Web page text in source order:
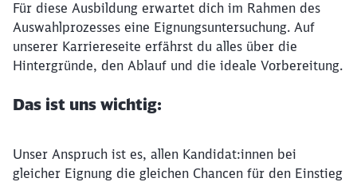
Für diese Ausbildung erwartet dich im Rahmen des
Auswahlprozesses eine Eignungsuntersuchung. Auf
unserer Karriereseite erfährst du alles über die
Hintergründe, den Ablauf und die ideale Vorbereitung.
Das ist uns wichtig:
Unser Anspruch ist es, allen Kandidat:innen bei
gleicher Eignung die gleichen Chancen für den Einstieg